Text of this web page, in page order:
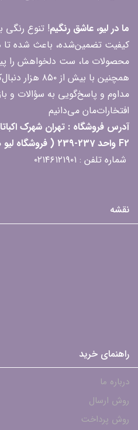
ما در لیو، عاشق رنگیم! تنوع رنگی
کیفیت تضمین‌شده، باعث شده تا
محصولات ما، ست دلخواهش را
همچنین با بیش
مداوم و پاسخ‌گویی به سؤالات و
افتخارات‌مان می‌دانیم
آدرس فروشگاه : تهران شهرک
F2 واحد 237-239 ( فروشگاه لیو هپی)
شماره تلفن : ۰۲۱۴۶۱۲۱۹۰۱
نقشه
راهنمای خرید
درباره ما
روش ارسال
روش پرداخت